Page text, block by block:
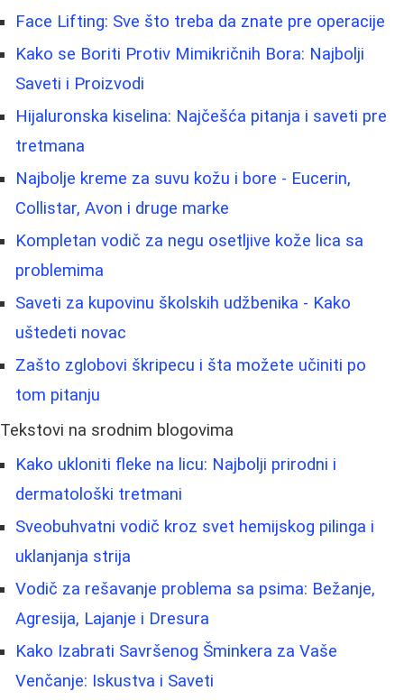
Face Lifting: Sve što treba da znate pre operacije
Kako se Boriti Protiv Mimikričnih Bora: Najbolji
Saveti i Proizvodi
Hijaluronska kiselina: Najčešća pitanja i saveti pre
tretmana
Najbolje kreme za suvu kožu i bore - Eucerin,
Collistar, Avon i druge marke
Kompletan vodič za negu osetljive kože lica sa
problemima
Saveti za kupovinu školskih udžbenika - Kako
uštedeti novac
Zašto zglobovi škripecu i šta možete učiniti po
tom pitanju
Tekstovi na srodnim blogovima
Kako ukloniti fleke na licu: Najbolji prirodni i
dermatološki tretmani
Sveobuhvatni vodič kroz svet hemijskog pilinga i
uklanjanja strija
Vodič za rešavanje problema sa psima: Bežanje,
Agresija, Lajanje i Dresura
Kako Izabrati Savršenog Šminkera za Vaše
Venčanje: Iskustva i Saveti